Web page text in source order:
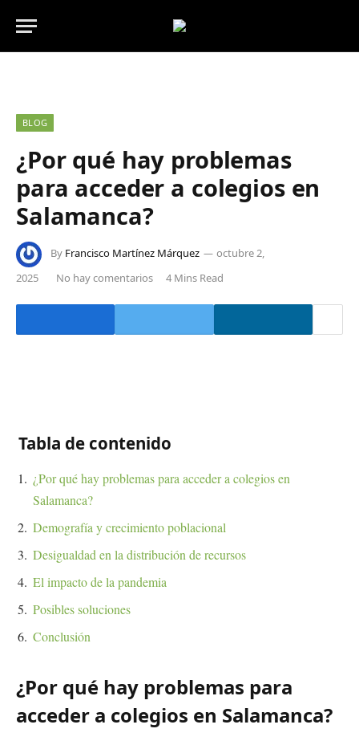
BLOG
¿Por qué hay problemas
para acceder a colegios en
Salamanca?
By Francisco Martínez Márquez
octubre 2,
2025
No hay comentarios 4 Mins Read
Tabla de contenido
¿Por qué hay problemas para acceder a colegios en
Salamanca?
Demografía y crecimiento poblacional
Desigualdad en la distribución de recursos
El impacto de la pandemia
Posibles soluciones
Conclusión
¿Por qué hay problemas para
acceder a colegios en Salamanca?